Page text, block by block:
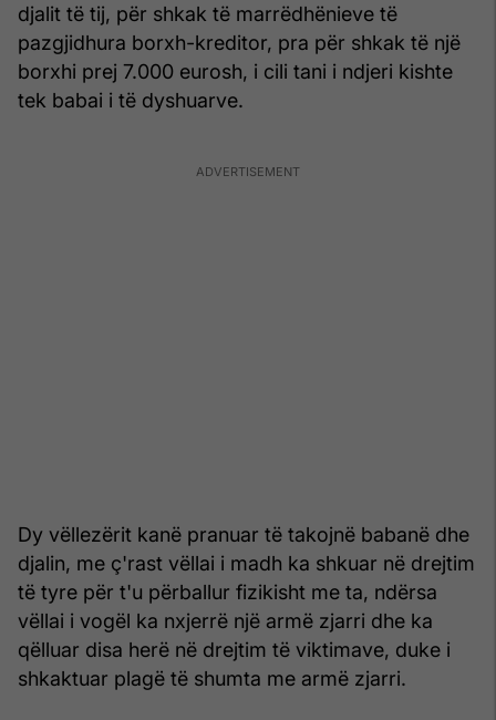
djalit të tij, për shkak të marrëdhënieve të
pazgjidhura borxh-kreditor, pra për shkak të një
borxhi prej 7.000 eurosh, i cili tani i ndjeri kishte
tek babai i të dyshuarve.
Dy vëllezërit kanë pranuar të takojnë babanë dhe
djalin, me ç'rast vëllai i madh ka shkuar në drejtim
të tyre për t'u përballur fizikisht me ta, ndërsa
vëllai i vogël ka nxjerrë një armë zjarri dhe ka
qëlluar disa herë në drejtim të viktimave, duke i
shkaktuar plagë të shumta me armë zjarri.